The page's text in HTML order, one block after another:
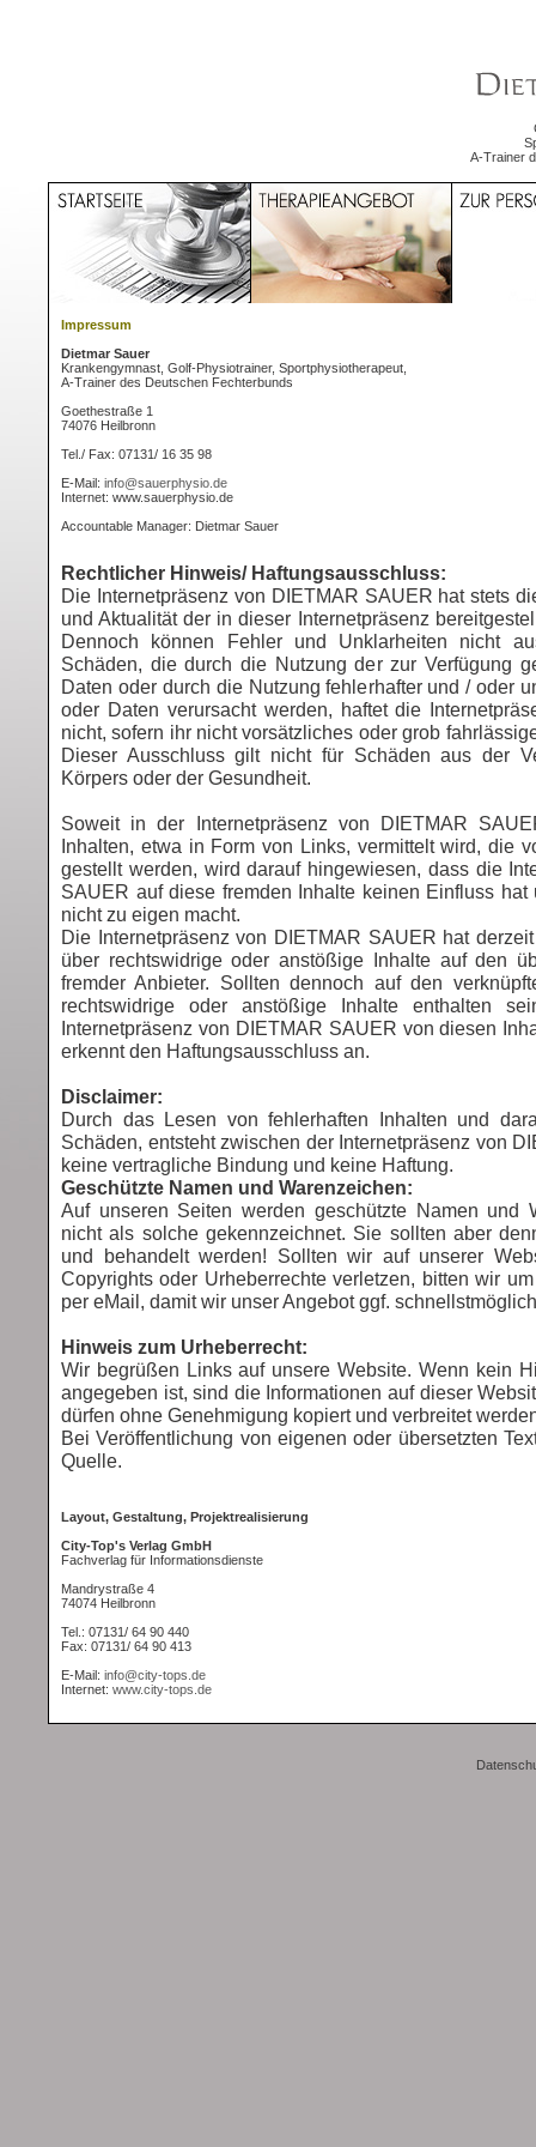
A-Trainer
Impressum
Dietmar Sauer
Krankengymnast, Golf-Physiotrainer, Sportphysiotherapeut,
A-Trainer des Deutschen Fechterbunds
Goethestraße 1
74076 Heilbronn
Tel./ Fax: 07131/ 16 35 98
E-Mail: info@sauerphysio.de
Internet: www.sauerphysio.de
Accountable Manager: Dietmar Sauer
Rechtlicher Hinweis/ Haftungsausschluss:
Die Internetpräsenz von DIETMAR SAUER hat stets
und Aktualität der in dieser Internetpräsenz
Dennoch können Fehler und Unklarheiten nicht
Schäden, die durch die Nutzung der zur Verfügung
Daten oder durch die Nutzung fehlerhafter und / oder
oder Daten verursacht werden, haftet die
nicht, sofern ihr nicht vorsätzliches oder grob
Dieser Ausschluss gilt nicht für Schäden aus der
Körpers oder der Gesundheit.
Soweit in der Internetpräsenz von DIETMAR
Inhalten, etwa in Form von Links, vermittelt wird, die
gestellt werden, wird darauf hingewiesen, dass die
SAUER auf diese fremden Inhalte keinen Einfluss
nicht zu eigen macht.
Die Internetpräsenz von DIETMAR SAUER hat
über rechtswidrige oder anstößige Inhalte auf den
fremder Anbieter. Sollten dennoch auf den
rechtswidrige oder anstößige Inhalte enthalten
Internetpräsenz von DIETMAR SAUER von diesen
erkennt den Haftungsausschluss an.
Disclaimer:
Durch das Lesen von fehlerhaften Inhalten und
Schäden, entsteht zwischen der Internetpräsenz von
keine vertragliche Bindung und keine Haftung.
Geschützte Namen und Warenzeichen:
Auf unseren Seiten werden geschützte Namen und
nicht als solche gekennzeichnet. Sie sollten aber
und behandelt werden! Sollten wir auf unserer
Copyrights oder Urheberrechte verletzen, bitten wir
per eMail, damit wir unser Angebot ggf.
Hinweis zum Urheberrecht:
Wir begrüßen Links auf unsere Website. Wenn kein
angegeben ist, sind die Informationen auf dieser
dürfen ohne Genehmigung kopiert und verbreitet
Bei Veröffentlichung von eigenen oder übersetzten
Quelle.
Layout, Gestaltung, Projektrealisierung
City-Top's Verlag GmbH
Fachverlag für Informationsdienste
Mandrystraße 4
74074 Heilbronn
Tel.: 07131/ 64 90 440
Fax: 07131/ 64 90 413
E-Mail: info@city-tops.de
Internet: www.city-tops.de